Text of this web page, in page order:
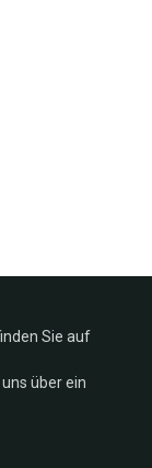
auf
über ein